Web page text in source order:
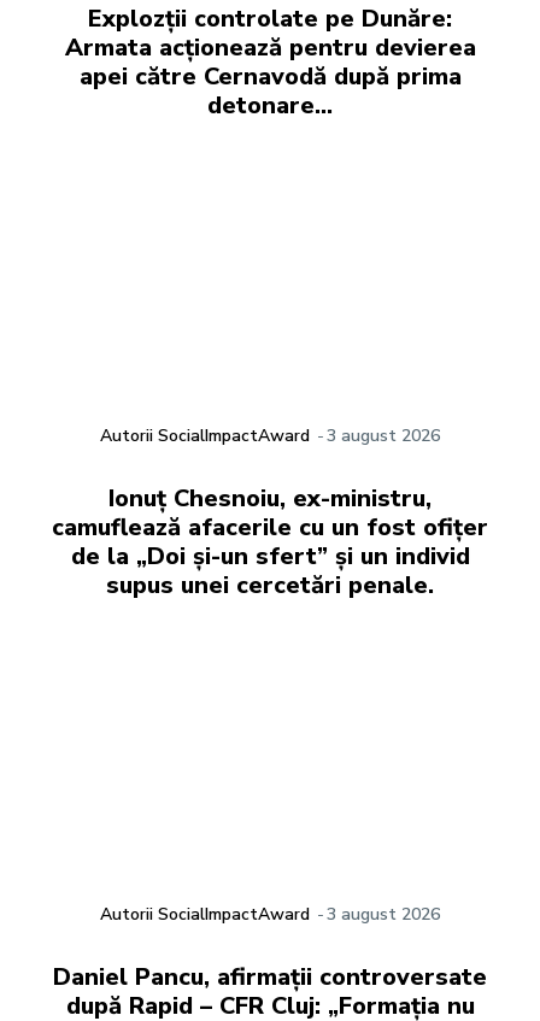
Explozții controlate pe Dunăre:
Armata acționează pentru devierea
apei către Cernavodă după prima
detonare…
Autorii SocialImpactAward -3 august 2026
Ionuț Chesnoiu, ex-ministru,
camuflează afacerile cu un fost ofițer
de la „Doi și-un sfert” și un individ
supus unei cercetări penale.
Autorii SocialImpactAward -3 august 2026
Daniel Pancu, afirmații controversate
după Rapid – CFR Cluj: „Formația nu